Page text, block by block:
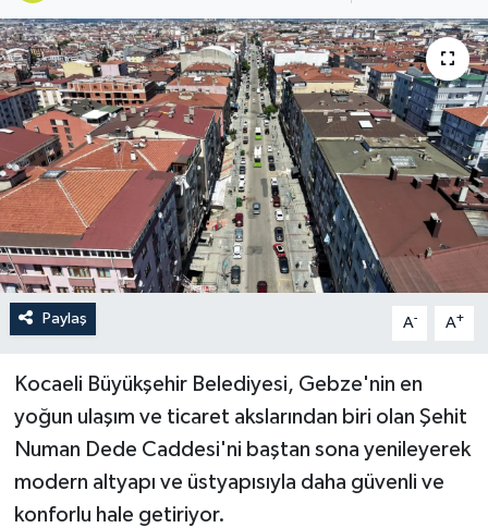
Paylaş A- A+
Kocaeli Büyükşehir Belediyesi, Gebze'nin en
yoğun ulaşım ve ticaret akslarından biri olan Şehit
Numan Dede Caddesi'ni baştan sona yenileyerek
modern altyapı ve üstyapısıyla daha güvenli ve
konforlu hale getiriyor.